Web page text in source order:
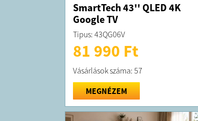
SmartTech 43'' QLED 4K
Google TV
Tipus: 43QG06V
81 990 Ft
Vásárlások száma: 57
MEGNÉZEM